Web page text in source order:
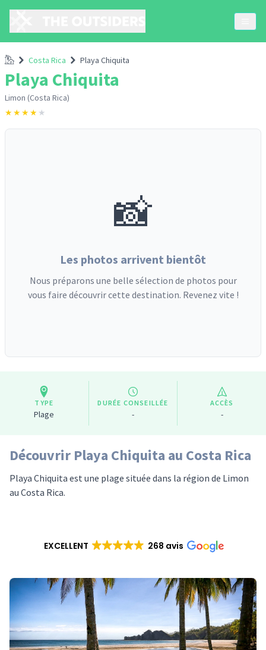
AccueilCosta Rica Playa Chiquita
Playa Chiquita
Limon (Costa Rica)
★★★★ ★
📸
Les photos arrivent bientôt
Nous préparons une belle sélection de photos pour
vous faire découvrir cette destination. Revenez vite !
TYPE
Plage
DURÉE CONSEILLÉE
-
ACCÈS
-
Découvrir Playa Chiquita au Costa Rica
Playa Chiquita est une plage située dans la région de Limon
au Costa Rica.
EXCELLENT 268 avis